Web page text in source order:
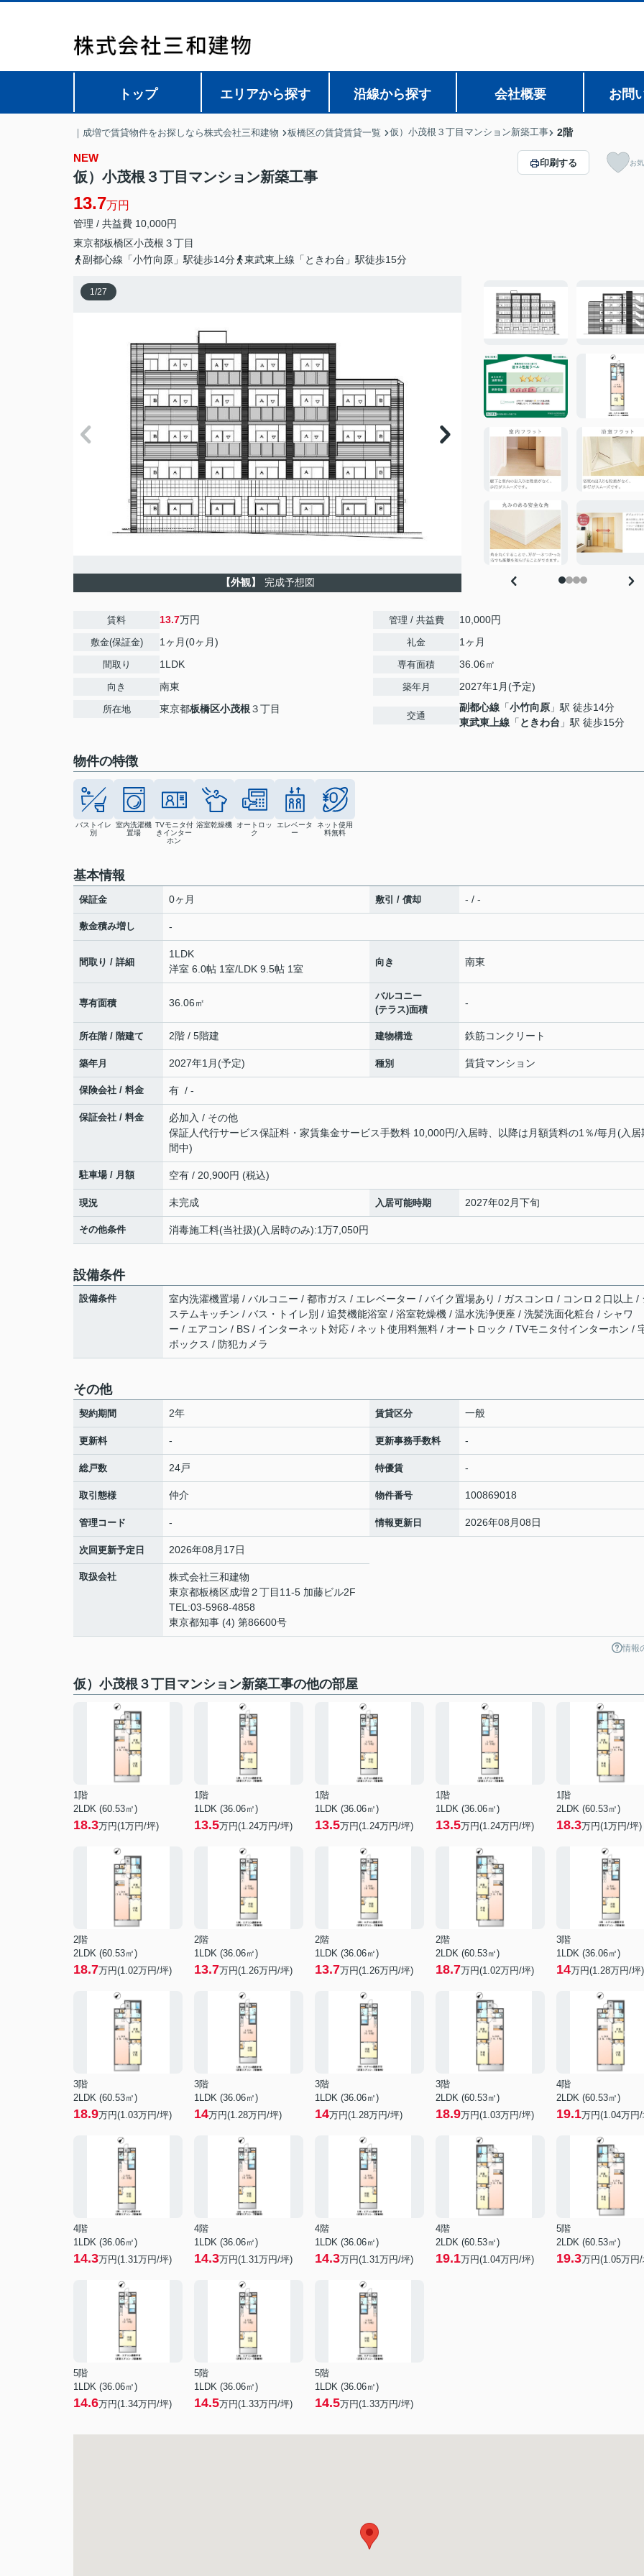
トップ エリアから探す 沿線から探す 会社概要 お問
｜成増で賃貸物件をお探しなら株式会社三和建物 板橋区の賃貸賃貸一覧 仮）小茂根３丁目マンション新築工事 2階
NEW
仮）小茂根３丁目マンション新築工事
13.7万円
管理 / 共益費 10,000円
東京都板橋区小茂根 ３丁目
副都心線「小竹向原」駅徒歩14分
東武東上線「ときわ台」駅徒歩15分
印刷する お
1/27
【外観】 完成予想図
賃料 13.7万円
敷金(保証金) 1ヶ月(0ヶ月)
間取り 1LDK
向き 南東
所在地 東京都板橋区小茂根３丁目
管理 / 共益費 10,000円
礼金 1ヶ月
専有面積 36.06㎡
築年月 2027年1月(予定)
交通
副都心線 「小竹向原 」駅 徒歩14分
東武東上線 「 ときわ台 」駅 徒歩15分
物件の特徴
バストイレ
別
室内洗濯機
置場
TVモニタ付
きインター
ホン
浴室乾燥機
オートロッ
ク
エレベータ
ー
ネット使用
料無料
基本情報
保証金 0ヶ月 敷引 / 償却 - / -
敷金積み増し -
間取り / 詳細
1LDK
洋室 6.0帖 1室/LDK 9.5帖 1室
向き 南東
専有面積 36.06㎡
バルコニー
(テラス)面積
-
所在階 / 階建て 2階 / 5階建 建物構造 鉄筋コンクリート
築年月 2027年1月(予定) 種別 賃貸マンション
保険会社 / 料金 有 / -
保証会社 / 料金
必加入 / その他
保証人代行サービス保証料・家賃集金サービス手数料 10,000円/入居時、以降は月額賃料の1％/毎月(入居
間中)
駐車場 / 月額 空有 / 20,900円 (税込)
現況 未完成 入居可能時期 2027年02月下旬
その他条件 消毒施工料(当社扱)(入居時のみ):1万7,050円
設備条件
設備条件
室内洗濯機置場 / バルコニー / 都市ガス / エレベーター / バイク置場あり / ガスコンロ / コンロ２口以上 /
ステムキッチン / バス・トイレ別 / 追焚機能浴室 / 浴室乾燥機 / 温水洗浄便座 / 洗髪洗面化粧台 / シャワ
ー / エアコン / BS / インターネット対応 / ネット使用料無料 / オートロック / TVモニタ付インターホン /
ボックス / 防犯カメラ
その他
契約期間 2年 賃貸区分 一般
更新料 - 更新事務手数料 -
総戸数 24戸 特優賃 -
取引態様 仲介 物件番号 100869018
管理コード - 情報更新日 2026年08月08日
次回更新予定日 2026年08月17日
取扱会社
株式会社三和建物
東京都板橋区成増２丁目11-5 加藤ビル2F
TEL:03-5968-4858
東京都知事 (4) 第86600号
情報
仮）小茂根３丁目マンション新築工事の他の部屋
1階
2LDK (60.53㎡)
18.3万円(1万円/坪)
1階
1LDK (36.06㎡)
13.5万円(1.24万円/坪)
1階
1LDK (36.06㎡)
13.5万円(1.24万円/坪)
1階
1LDK (36.06㎡)
13.5万円(1.24万円/坪)
1階
2LDK (60.53㎡)
18.3万円(1万円/坪)
2階
2LDK (60.53㎡)
18.7万円(1.02万円/坪)
2階
1LDK (36.06㎡)
13.7万円(1.26万円/坪)
2階
1LDK (36.06㎡)
13.7万円(1.26万円/坪)
2階
2LDK (60.53㎡)
18.7万円(1.02万円/坪)
3階
1LDK (36.06㎡)
14万円(1.28万円/坪)
3階
2LDK (60.53㎡)
18.9万円(1.03万円/坪)
3階
1LDK (36.06㎡)
14万円(1.28万円/坪)
3階
1LDK (36.06㎡)
14万円(1.28万円/坪)
3階
2LDK (60.53㎡)
18.9万円(1.03万円/坪)
4階
2LDK (60.53㎡)
19.1万円(1.04万円
4階
1LDK (36.06㎡)
14.3万円(1.31万円/坪)
4階
1LDK (36.06㎡)
14.3万円(1.31万円/坪)
4階
1LDK (36.06㎡)
14.3万円(1.31万円/坪)
4階
2LDK (60.53㎡)
19.1万円(1.04万円/坪)
5階
2LDK (60.53㎡)
19.3万円(1.05万円
5階
1LDK (36.06㎡)
14.6万円(1.34万円/坪)
5階
1LDK (36.06㎡)
14.5万円(1.33万円/坪)
5階
1LDK (36.06㎡)
14.5万円(1.33万円/坪)